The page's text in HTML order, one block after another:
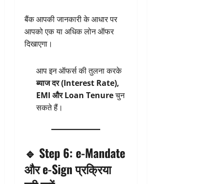
बैंक आपकी जानकारी के आधार पर
आपको एक या अधिक लोन ऑफर
दिखाएगा।
आप इन ऑफर्स की तुलना करके
ब्याज दर (Interest Rate),
EMI और Loan Tenureचुन
सकते हैं।
🔹 Step 6: e-Mandate
और e-Sign प्रक्रिया